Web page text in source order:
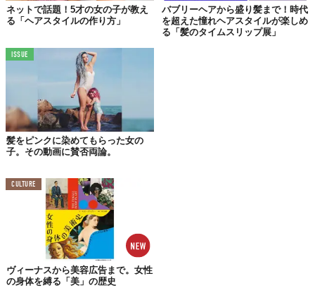
乾いた髪を少し濡らしましょう。ムースやジェルをつけてもOK。
高い位置でポニーテールにします。高いほど、楽に眠れるそう。
ネットで話題！5才の女の子が教え
る「ヘアスタイルの作り方」
バブリーヘアから盛り髪まで！時代
を超えた憧れヘアスタイルが楽しめ
る「髪のタイムスリップ展」
ISSUE
髪をピンクに染めてもらった女の
子。その動画に賛否両論。
CULTURE
ヴィーナスから美容広告まで。女性
の身体を縛る「美」の歴史